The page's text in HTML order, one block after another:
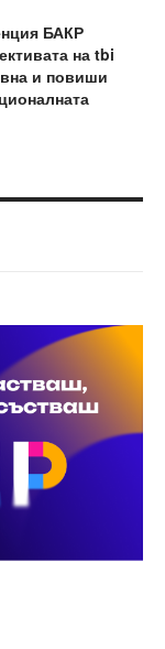
БАКР
на tbi
и повиши